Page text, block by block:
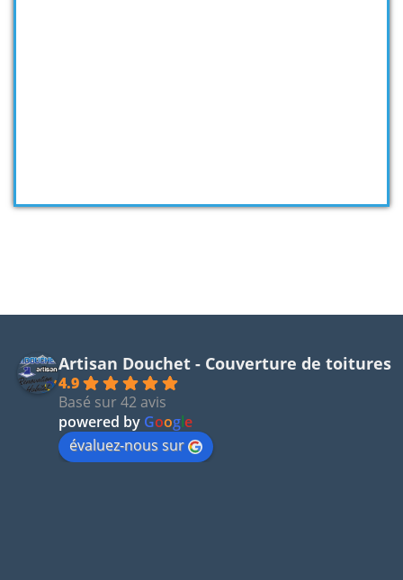
Artisan Douchet - Couverture de toitures
4.9
Basé sur 42 avis
powered by Google
évaluez-nous sur